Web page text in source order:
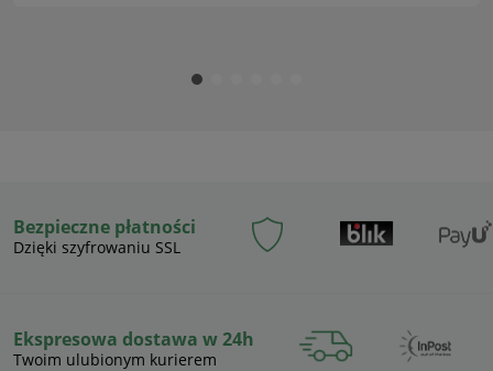
Bezpieczne płatności
Dzięki szyfrowaniu SSL
Ekspresowa dostawa w 24h
Twoim ulubionym kurierem